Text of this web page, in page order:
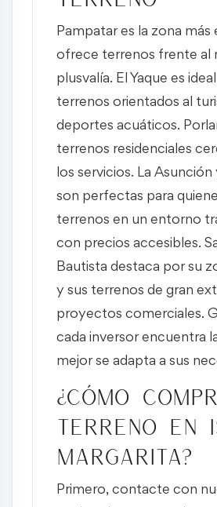
Pampatar es la zona más
ofrece terrenos frente al
plusvalía. El Yaque es
terrenos orientados al
deportes acuáticos.
terrenos residenciales
los servicios. La Asunción
son perfectas para
terrenos en un entorno
con precios accesibles.
Bautista destaca por su
y sus terrenos de gran
proyectos comerciales.
cada inversor encuentra
mejor se adapta a sus
¿Cómo
terreno en
Margarita?
Primero, contacte con